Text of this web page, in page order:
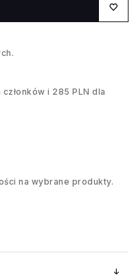
i 285 PLN dla
na wybrane produkty.